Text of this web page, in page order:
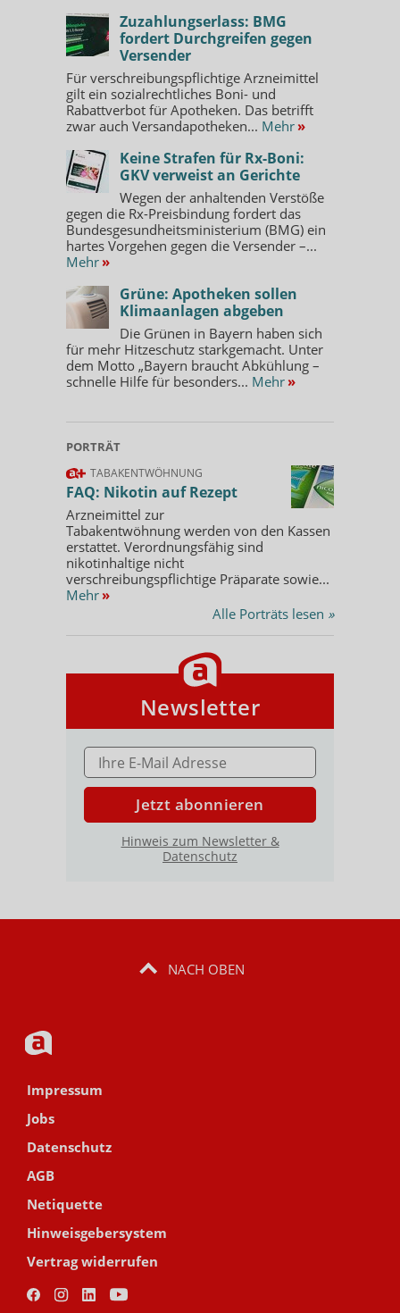
Zuzahlungserlass: BMG
fordert Durchgreifen gegen
Versender
Für verschreibungspflichtige Arzneimittel
gilt ein sozialrechtliches Boni- und
Rabattverbot für Apotheken. Das betrifft
zwar auch Versandapotheken... Mehr »
Keine Strafen für Rx-Boni:
GKV verweist an Gerichte
Wegen der anhaltenden Verstöße
gegen die Rx-Preisbindung fordert das
Bundesgesundheitsministerium (BMG) ein
hartes Vorgehen gegen die Versender –...
Mehr »
Grüne: Apotheken sollen
Klimaanlagen abgeben
Die Grünen in Bayern haben sich
für mehr Hitzeschutz starkgemacht. Unter
dem Motto „Bayern braucht Abkühlung –
schnelle Hilfe für besonders... Mehr »
PORTRÄT
TABAKENTWÖHNUNG
FAQ: Nikotin auf Rezept
Arzneimittel zur
Tabakentwöhnung werden von den Kassen
erstattet. Verordnungsfähig sind
nikotinhaltige nicht
verschreibungspflichtige Präparate sowie...
Mehr »
Alle Porträts lesen »
Newsletter
E-MAIL ADRESSE
Jetzt abonnieren
Hinweis zum Newsletter &
Datenschutz
NACH OBEN
Impressum
Jobs
Datenschutz
AGB
Netiquette
Hinweisgebersystem
Vertrag widerrufen